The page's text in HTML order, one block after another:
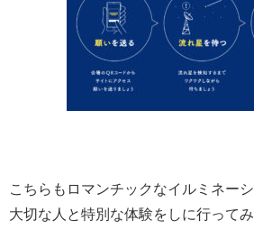
こちらもロマンチックなイルミネー
大切な人と特別な体験をしに行って